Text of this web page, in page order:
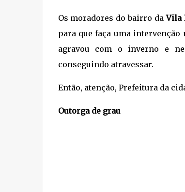
Os moradores do bairro daVila
para que faça uma
agravou com o inverno e
conseguindo atravessar.
Então, atenção, Prefeitura da
Outorga de grau